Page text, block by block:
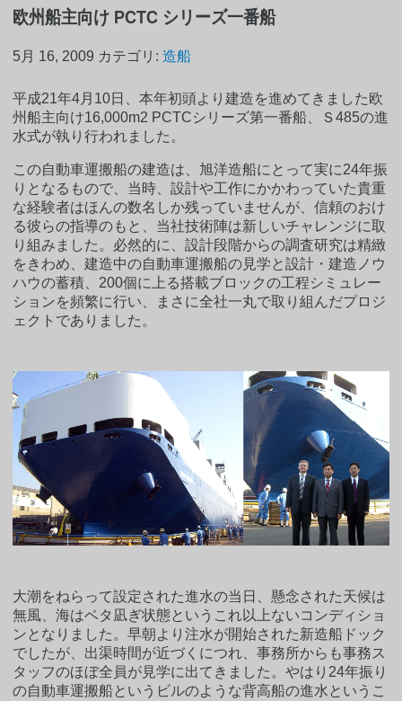
欧州船主向け PCTC シリーズ一番船
5月 16, 2009 カテゴリ:造船
平成21年4月10日、本年初頭より建造を進めてきました欧
州船主向け16,000m2 PCTCシリーズ第一番船、Ｓ485の進
水式が執り行われました。
この自動車運搬船の建造は、旭洋造船にとって実に24年振
りとなるもので、当時、設計や工作にかかわっていた貴重
な経験者はほんの数名しか残っていませんが、信頼のおけ
る彼らの指導のもと、当社技術陣は新しいチャレンジに取
り組みました。必然的に、設計段階からの調査研究は精緻
をきわめ、建造中の自動車運搬船の見学と設計・建造ノウ
ハウの蓄積、200個に上る搭載ブロックの工程シミュレー
ションを頻繁に行い、まさに全社一丸で取り組んだプロジ
ェクトでありました。
大潮をねらって設定された進水の当日、懸念された天候は
無風、海はベタ凪ぎ状態というこれ以上ないコンディショ
ンとなりました。早朝より注水が開始された新造船ドック
でしたが、出渠時間が近づくにつれ、事務所からも事務ス
タッフのほぼ全員が見学に出てきました。やはり24年振り
の自動車運搬船というビルのような背高船の進水というこ